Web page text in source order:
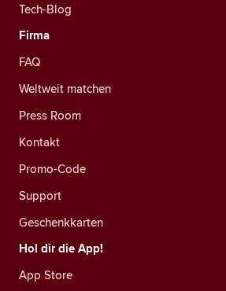
Tech-Blog
Firma
FAQ
Weltweit matchen
Press Room
Kontakt
Promo-Code
Support
Geschenkkarten
Hol dir die App!
App Store